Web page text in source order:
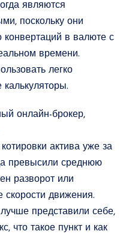
являются
поскольку они
в валюте с
времени.
легко
онлайн-брокер,
актива уже за
превысили среднюю
разворот или
скорости движения.
представили себе,
что такое пункт и как